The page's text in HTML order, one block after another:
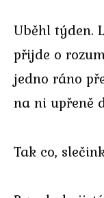
Uběhl týden.
přijde o
jedno ráno
na ni upřeně
Tak co,